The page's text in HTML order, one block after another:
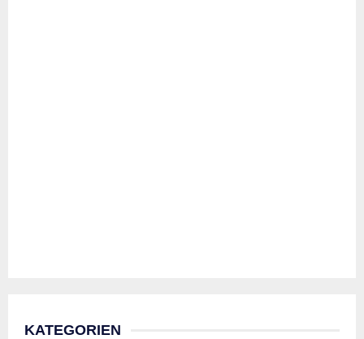
KATEGORIEN